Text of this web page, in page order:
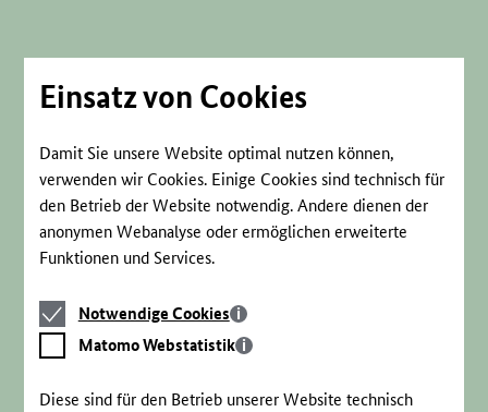
Einsatz von Cookies
Damit Sie unsere Website optimal nutzen können,
verwenden wir Cookies. Einige Cookies sind technisch für
den Betrieb der Website notwendig. Andere dienen der
anonymen Webanalyse oder ermöglichen erweiterte
Funktionen und Services.
Notwendige
Cookies
Notwendige Cookies
Matomo
Webstatistik
Matomo Webstatistik
Diese sind für den Betrieb unserer Website technisch